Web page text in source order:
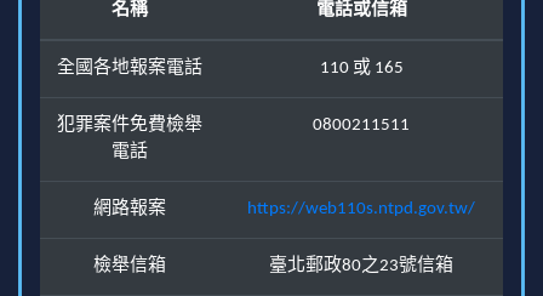
名稱 電話或信箱
全國各地報案電話 110 或 165
犯罪案件免費檢舉
電話
0800211511
網路報案 https://web110s.ntpd.gov.tw/
檢舉信箱 臺北郵政80之23號信箱